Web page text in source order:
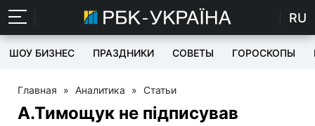
RU
ШОУ БИЗНЕС ПРАЗДНИКИ СОВЕТЫ ГОРОСКОПЫ
Главная » Аналитика » Статьи
А.Тимощук не підписував